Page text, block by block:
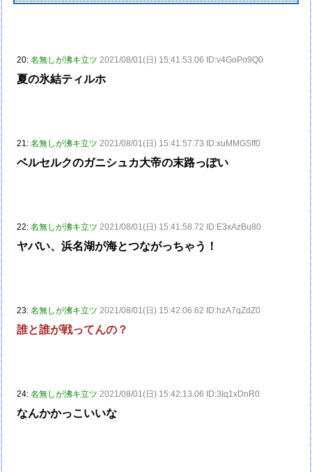
20:名無しが沸キ立ツ 2021/08/01(日) 15:41:53.06 ID:v4GoPo9Q0
夏の氷結ティルホ
21:名無しが沸キ立ツ 2021/08/01(日) 15:41:57.73 ID:xuMMGSff0
ベルセルクのガニシュカ大帝の末路っぽい
22:名無しが沸キ立ツ 2021/08/01(日) 15:41:58.72 ID:E3xAzBu80
ヤバい、浜名湖が海とつながっちゃう！
23:名無しが沸キ立ツ 2021/08/01(日) 15:42:06.62 ID:hzA7qZdZ0
誰と誰が戦ってんの？
24:名無しが沸キ立ツ 2021/08/01(日) 15:42:13.06 ID:3Iq1xDnR0
なんかかっこいいな